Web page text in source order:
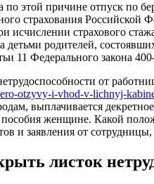
по этой причине отпуск по
страхования Российской
исчислении страхового
детьми родителей,
11 Федерального закона
от
otzyvy-i-vhod-v-lichnyj-
выплачивается
пособия женщине. Какой
и заявления от сотрудницы,
листок